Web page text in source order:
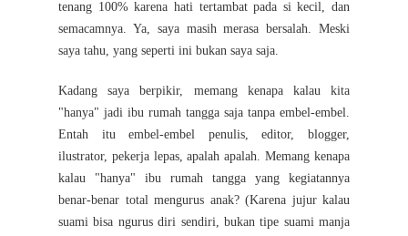
tenang 100% karena hati tertambat pada si kecil, dan
semacamnya. Ya, saya masih merasa bersalah. Meski
saya tahu, yang seperti ini bukan saya saja.
Kadang saya berpikir, memang kenapa kalau kita
"hanya" jadi ibu rumah tangga saja tanpa embel-embel.
Entah itu embel-embel penulis, editor, blogger,
ilustrator, pekerja lepas, apalah apalah. Memang kenapa
kalau "hanya" ibu rumah tangga yang kegiatannya
benar-benar total mengurus anak? (Karena jujur kalau
suami bisa ngurus diri sendiri, bukan tipe suami manja